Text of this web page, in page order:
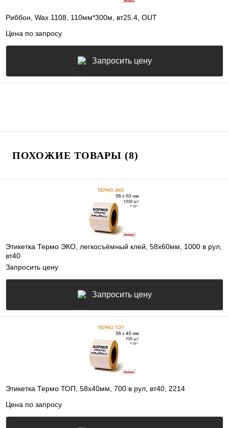
Риббон, Wax 1108, 110мм*300м, вт25.4, OUT
Цена по запросу
Запросить цену
ПОХОЖИЕ ТОВАРЫ (8)
Этикетка Термо ЭКО, легкосъёмный клей, 58х60мм, 1000 в рул,
вт40
Запросить цену
Запросить цену
Этикетка Термо ТОП, 58х40мм, 700 в рул, вт40, 2214
Цена по запросу